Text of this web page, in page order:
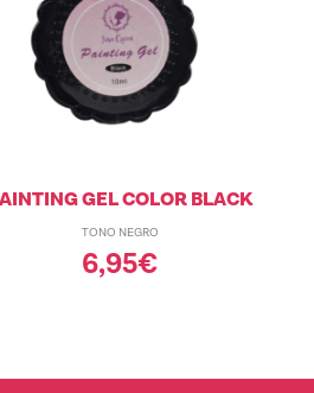
GEL COLOR BLACK
TONO NEGRO
6,95€